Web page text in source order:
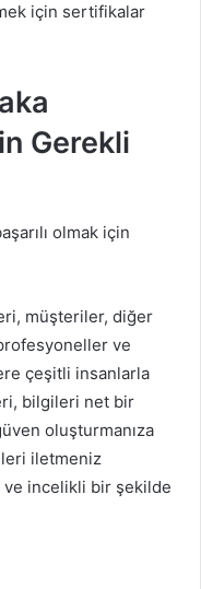
için sertifikalar
Gerekli
olmak için
müşteriler, diğer
ve
çeşitli insanlarla
bilgileri net bir
oluşturmanıza
iletmeniz
ve incelikli bir şekilde